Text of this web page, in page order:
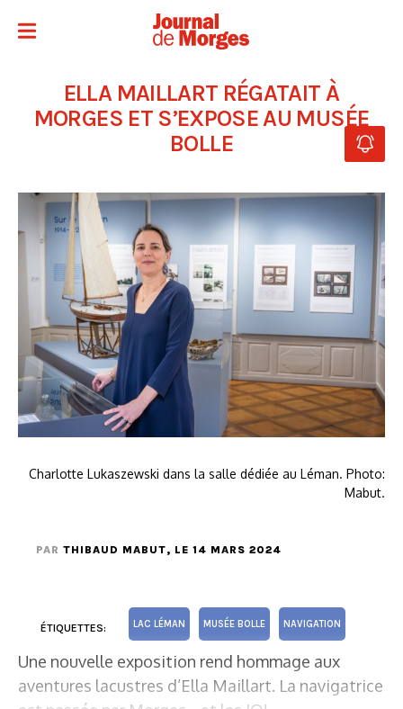
ELLA MAILLART RÉGATAIT À
MORGES ET S’EXPOSE AU MUSÉE
BOLLE
Charlotte Lukaszewski dans la salle dédiée au Léman. Photo:
Mabut.
PAR THIBAUD MABUT, LE 14 MARS 2024
ÉTIQUETTES: LAC LÉMAN MUSÉE BOLLE NAVIGATION
Une nouvelle exposition rend hommage aux
aventures lacustres d’Ella Maillart. La navigatrice